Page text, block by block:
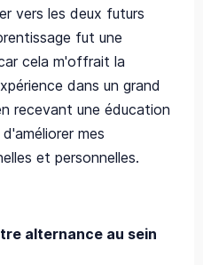
vers les deux futurs
fut une
cela m'offrait la
dans un grand
recevant une éducation
mes
et personnelles.
alternance au sein